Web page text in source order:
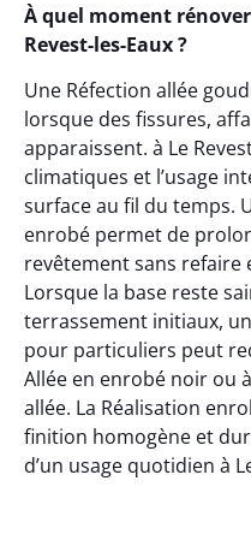
À quel moment
Revest-les-Eaux ?
Une Réfection allée
lorsque des fissures,
apparaissent. à Le
climatiques et l’usage
surface au fil du temps.
enrobé permet de
revêtement sans
Lorsque la base reste
terrassement initiaux,
pour particuliers peut
Allée en enrobé noir ou
allée. La Réalisation
finition homogène et
d’un usage quotidien à